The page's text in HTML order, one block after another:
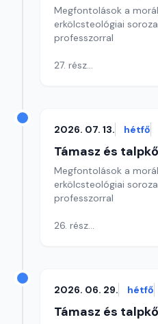
Megfontolások a
erkölcsteológiai
professzorral
27. rész
Szerkesztő: Szikora
2026. 07. 13. hétfő
Támasz és talpkő
Megfontolások a
erkölcsteológiai
professzorral
26. rész
Szerkesztő: Szikora
2026. 06. 29. hétfő
Támasz és talpkő